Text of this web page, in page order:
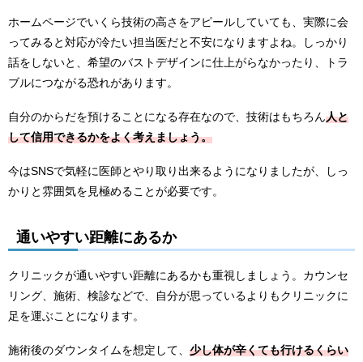
ホームページでいくら技術の高さをアピールしていても、実際に会
ってみると対応が冷たい担当医だと不安になりますよね。しっかり
話をしないと、希望のバストデザインに仕上がらなかったり、トラ
ブルにつながる恐れがあります。
自分のからだを預けることになる存在なので、技術はもちろん人と
して信用できるかをよく考えましょう。
今はSNSで気軽に医師とやり取り出来るようになりましたが、しっ
かりと雰囲気を見極めることが必要です。
通いやすい距離にあるか
クリニックが通いやすい距離にあるかも重視しましょう。カウンセ
リング、施術、検診などで、自分が思っているよりもクリニックに
足を運ぶことになります。
施術後のダウンタイムを想定して、 少し体が辛くても行けるくらい